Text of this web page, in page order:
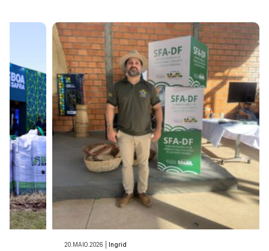
20.MAIO.2026 | Ingrid